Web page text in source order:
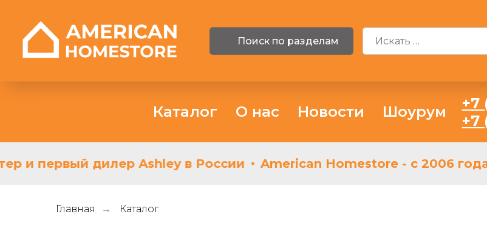
Поиск по разделам
Каталог О нас Новости Шоурум
+7
+7
и первый дилер Ashley в России American Homestore - с 2006
Главная → Каталог